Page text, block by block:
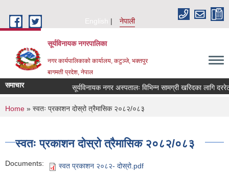
English
नेपाली
सूर्यविनायक नगरपालिका
नगर कार्यपालिकाको कार्यालय, कटुञ्जे, भक्तपुर
बागमती प्रदेश, नेपाल
समाचार सूर्यविनायक नगर अस्पतालः विभिन्न सामग्री खरिदका लागि दररेट
You are here
Home » स्वतः प्रकाशन दोस्रो त्रैमासिक २०८२/०८३
स्वतः प्रकाशन दोस्रो त्रैमासिक २०८२/०८३
Documents: स्वत प्रकाशन २०८२- दोस्रो.pdf